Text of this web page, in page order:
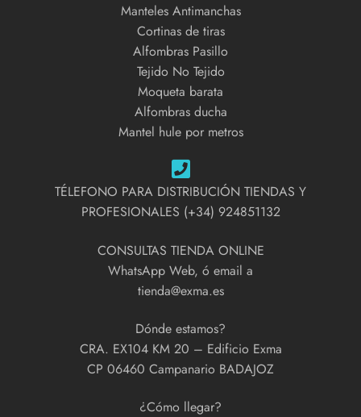
Manteles Antimanchas
Cortinas de tiras
Alfombras Pasillo
Tejido No Tejido
Moqueta barata
Alfombras ducha
Mantel hule por metros
TÉLEFONO PARA DISTRIBUCIÓN TIENDAS Y
PROFESIONALES (+34) 924851132
CONSULTAS TIENDA ONLINE
WhatsApp Web, ó email a
tienda@exma.es
Dónde estamos?
CRA. EX104 KM 20 – Edificio Exma
CP 06460 Campanario BADAJOZ
¿Cómo llegar?